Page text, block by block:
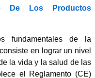
De Los Productos
fundamentales de la
en lograr un nivel
la vida y la salud de las
el Reglamento (CE)